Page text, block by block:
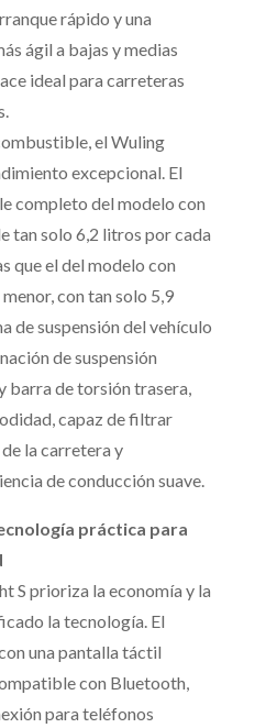
rápido y una
ágil a bajas y medias
ideal para carreteras
el Wuling
excepcional. El
completo del modelo con
tan solo 6,2 litros por cada
que el del modelo con
con tan solo 5,9
de suspensión del vehículo
de suspensión
barra de torsión trasera,
capaz de filtrar
la carretera y
de conducción suave.
práctica para
S prioriza la economía y la
la tecnología. El
una pantalla táctil
con Bluetooth,
para teléfonos